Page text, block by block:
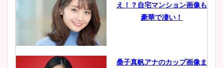
え！？自宅マンション画像も
豪華で凄い！
桑子真帆アナのカップ画像ま